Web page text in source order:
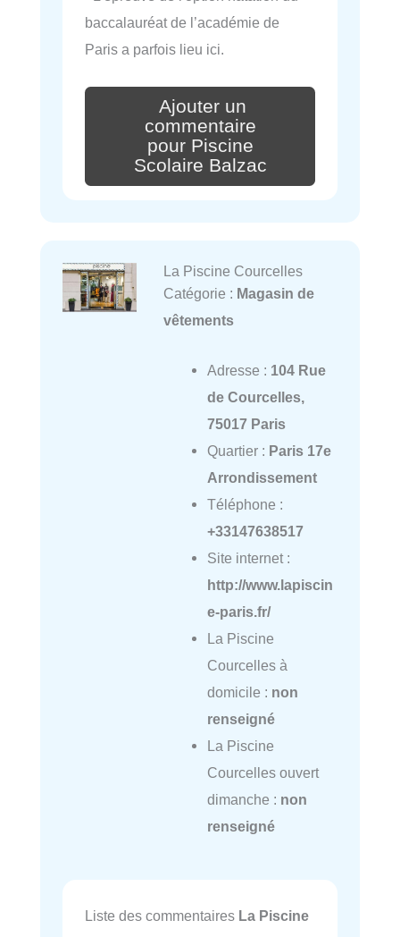
baccalauréat de l’académie de
Paris a parfois lieu ici.
Ajouter un
commentaire
pour Piscine
Scolaire Balzac
La Piscine Courcelles
Catégorie : Magasin de
vêtements
Adresse : 104 Rue
de Courcelles,
75017 Paris
Quartier : Paris 17e
Arrondissement
Téléphone :
+33147638517
Site internet :
http://www.lapiscin
e-paris.fr/
La Piscine
Courcelles à
domicile : non
renseigné
La Piscine
Courcelles ouvert
dimanche : non
renseigné
Liste des commentaires La Piscine